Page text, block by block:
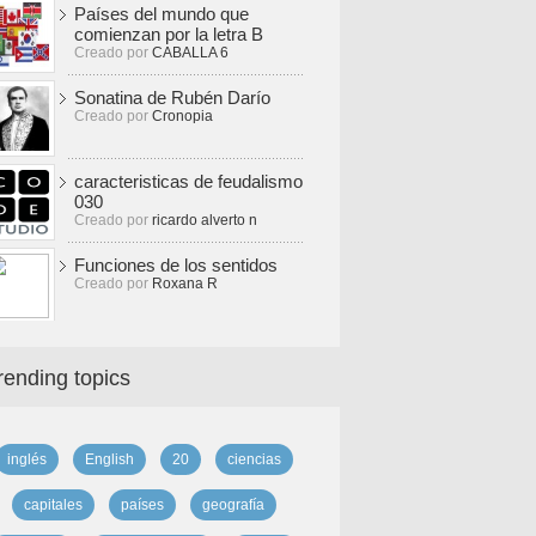
Países del mundo que
comienzan por la letra B
Creado por CABALLA 6
Sonatina de Rubén Darío
Creado por Cronopia
caracteristicas de feudalismo
030
Creado por ricardo alverto n
Funciones de los sentidos
Creado por Roxana R
topics
inglés English 20 ciencias
capitales países geografía